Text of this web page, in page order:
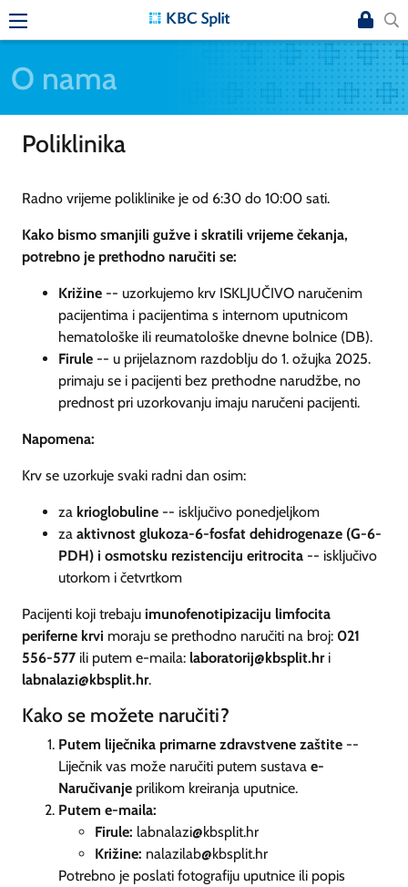
O nama
Poliklinika
Radno vrijeme poliklinike je od 6:30 do 10:00 sati.
Kako bismo smanjili gužve i skratili vrijeme čekanja,
potrebno je prethodno naručiti se:
Križine -- uzorkujemo krv ISKLJUČIVO naručenim
pacijentima i pacijentima s internom uputnicom
hematološke ili reumatološke dnevne bolnice (DB).
Firule -- u prijelaznom razdoblju do 1. ožujka 2025.
primaju se i pacijenti bez prethodne narudžbe, no
prednost pri uzorkovanju imaju naručeni pacijenti.
Napomena:
Krv se uzorkuje svaki radni dan osim:
za krioglobuline -- isključivo ponedjeljkom
za aktivnost glukoza-6-fosfat dehidrogenaze (G-6-
PDH) i osmotsku rezistenciju eritrocita -- isključivo
utorkom i četvrtkom
Pacijenti koji trebaju imunofenotipizaciju limfocita
periferne krvi moraju se prethodno naručiti na broj: 021
556-577 ili putem e-maila: laboratorij@kbsplit.hri
labnalazi@kbsplit.hr.
Kako se možete naručiti?
Putem liječnika primarne zdravstvene zaštite --
Liječnik vas može naručiti putem sustava e-
Naručivanje prilikom kreiranja uputnice.
Putem e-maila:
Firule: labnalazi@kbsplit.hr
Križine: nalazilab@kbsplit.hr
Potrebno je poslati fotografiju uputnice ili popis